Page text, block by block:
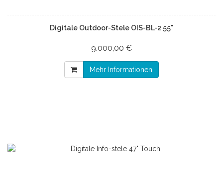
Digitale Outdoor-Stele OIS-BL-2 55"
9.000,00 €
Mehr Informationen